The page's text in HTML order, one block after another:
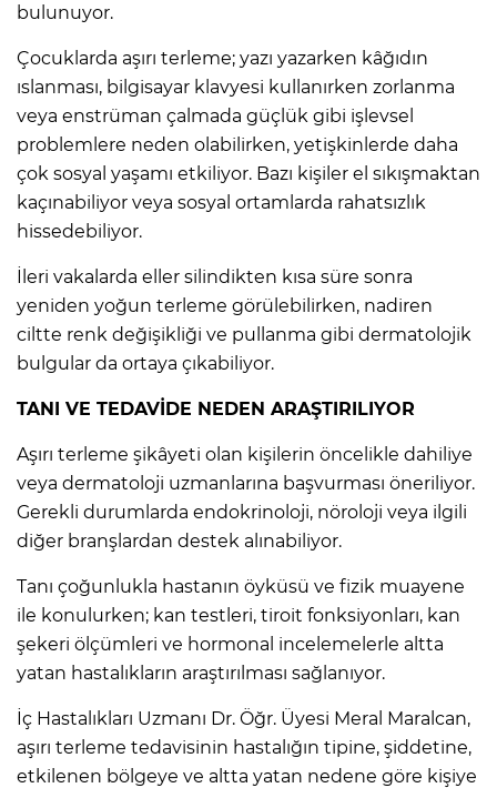
bulunuyor.
Çocuklarda aşırı terleme; yazı yazarken kâğıdın
ıslanması, bilgisayar klavyesi kullanırken zorlanma
veya enstrüman çalmada güçlük gibi işlevsel
problemlere neden olabilirken, yetişkinlerde daha
çok sosyal yaşamı etkiliyor. Bazı kişiler el sıkışmaktan
kaçınabiliyor veya sosyal ortamlarda rahatsızlık
hissedebiliyor.
İleri vakalarda eller silindikten kısa süre sonra
yeniden yoğun terleme görülebilirken, nadiren
ciltte renk değişikliği ve pullanma gibi dermatolojik
bulgular da ortaya çıkabiliyor.
TANI VE TEDAVİDE NEDEN ARAŞTIRILIYOR
Aşırı terleme şikâyeti olan kişilerin öncelikle dahiliye
veya dermatoloji uzmanlarına başvurması öneriliyor.
Gerekli durumlarda endokrinoloji, nöroloji veya ilgili
diğer branşlardan destek alınabiliyor.
Tanı çoğunlukla hastanın öyküsü ve fizik muayene
ile konulurken; kan testleri, tiroit fonksiyonları, kan
şekeri ölçümleri ve hormonal incelemelerle altta
yatan hastalıkların araştırılması sağlanıyor.
İç Hastalıkları Uzmanı Dr. Öğr. Üyesi Meral Maralcan,
aşırı terleme tedavisinin hastalığın tipine, şiddetine,
etkilenen bölgeye ve altta yatan nedene göre kişiye